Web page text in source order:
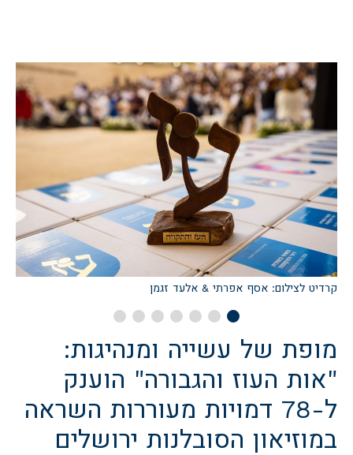
מופת של עשייה ומנהיגות:
"אות העוז והגבורה" הוענק
ל-78 דמויות מעוררות השראה
במוזיאון הסובלנות ירושלים
קרדיט לצילום: אסף אפרתי & אלעד זגמן